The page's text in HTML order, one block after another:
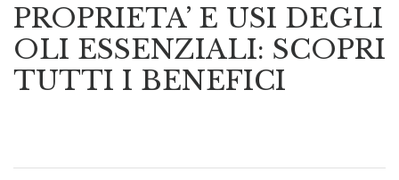
PROPRIETA’ E USI DEGLI
OLI ESSENZIALI: SCOPRI
TUTTI I BENEFICI